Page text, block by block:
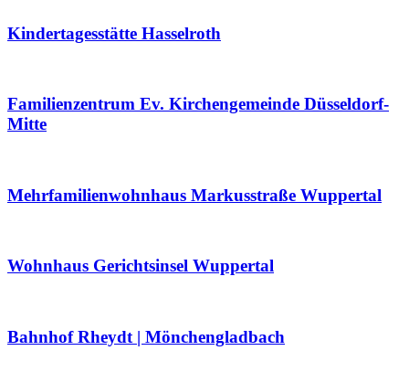
Kindertagesstätte Hasselroth
Familienzentrum Ev. Kirchengemeinde Düsseldorf-
Mitte
Mehrfamilienwohnhaus Markusstraße Wuppertal
Wohnhaus Gerichtsinsel Wuppertal
Bahnhof Rheydt | Mönchengladbach